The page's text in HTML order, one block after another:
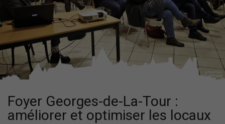
Foyer Georges-de-La-Tour :
améliorer et optimiser les locaux